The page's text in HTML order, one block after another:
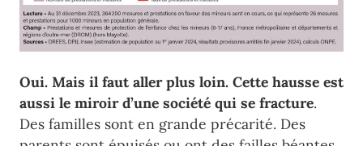
Oui. Mais il faut aller plus loin. Cette hausse est
aussi le miroir d’une société qui se fracture.
Des familles sont en grande précarité. Des